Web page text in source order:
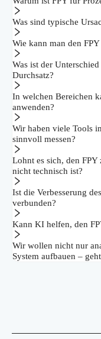
Was sind typische
Wie kann man den FPY
Was ist der
Durchsatz?
In welchen Bereichen
anwenden?
Wir haben viele Tools
sinnvoll messen?
Lohnt es sich, den FPY
nicht technisch ist?
Ist die Verbesserung
verbunden?
Kann KI helfen, den
Wir wollen nicht nur
System aufbauen –